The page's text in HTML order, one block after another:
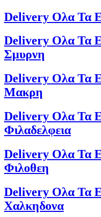
Delivery Ολα Τα
Delivery Ολα Τα
Σμυρνη
Delivery Ολα Τα
Μακρη
Delivery Ολα Τα
Φιλαδελφεια
Delivery Ολα Τα
Φιλοθεη
Delivery Ολα Τα
Χαλκηδονα